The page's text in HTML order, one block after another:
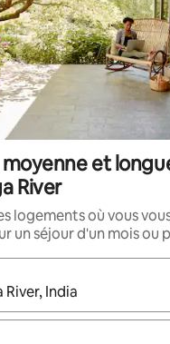
et
River
logements où vous
un séjour d'un mois ou
s'affichent, utilisez